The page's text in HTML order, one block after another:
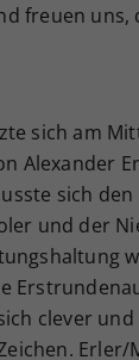
freuen
sich am
Alexander
sich
und der
clever